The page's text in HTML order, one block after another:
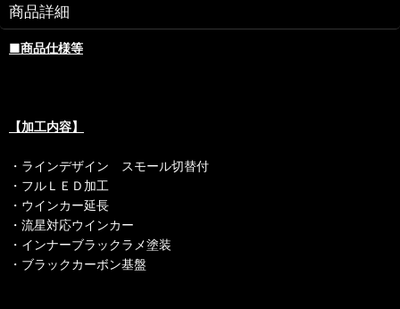
商品詳細
■商品仕様等
【加工内容】
・ラインデザイン スモール切替付
・フルＬＥＤ加工
・ウインカー延長
・流星対応ウインカー
・インナーブラックラメ塗装
・ブラックカーボン基盤